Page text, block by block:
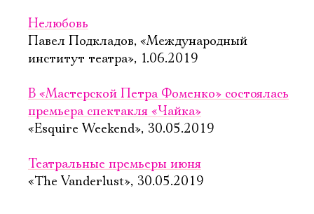
Нелюбовь
Павел Подкладов, «Международный
институт театра», 1.06.2019
В «Мастерской Петра Фоменко» состоялась
премьера спектакля «Чайка»
«Esquire Weekend», 30.05.2019
Театральные премьеры июня
«The Vanderlust», 30.05.2019